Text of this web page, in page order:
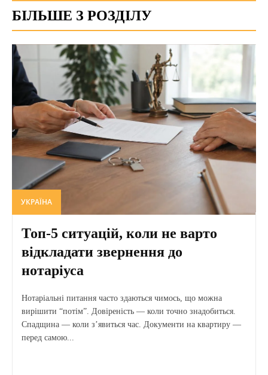
БІЛЬШЕ З РОЗДІЛУ
УКРАЇНА
Топ-5 ситуацій, коли не варто
відкладати звернення до
нотаріуса
Нотаріальні питання часто здаються чимось, що можна
вирішити “потім”. Довіреність — коли точно знадобиться.
Спадщина — коли з’явиться час. Документи на квартиру —
перед самою...